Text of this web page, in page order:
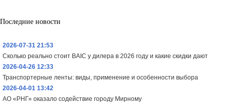
Последние новости
2026-07-31 21:53
Сколько реально стоит BAIC у дилера в 2026 году и какие скидки дают
2026-04-26 12:33
Транспортерные ленты: виды, применение и особенности выбора
2026-04-01 13:42
АО «РНГ» оказало содействие городу Мирному